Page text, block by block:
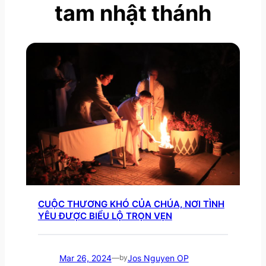
tam nhật thánh
CUỘC THƯƠNG KHÓ CỦA CHÚA, NƠI TÌNH
YÊU ĐƯỢC BIỂU LỘ TRỌN VẸN
Mar 26, 2024—byJos Nguyen OP